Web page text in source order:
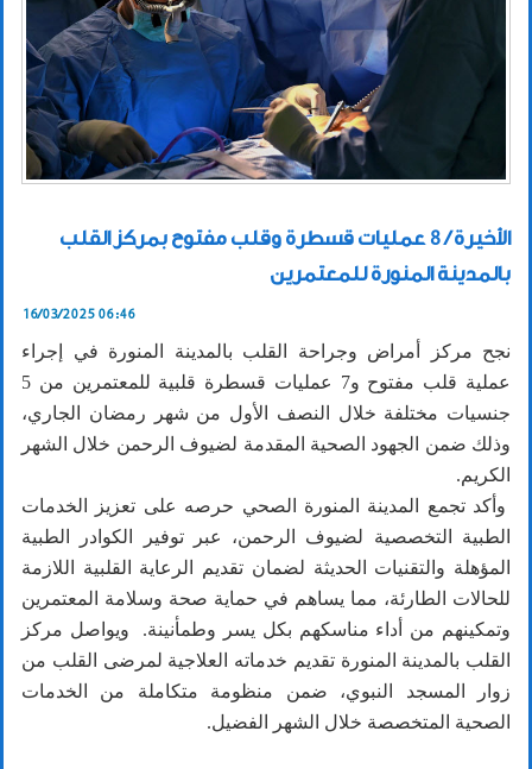
الأخيرة / 8 عمليات قسطرة وقلب مفتوح بمركز القلب
بالمدينة المنورة للمعتمرين
16/03/2025 06:46
نجح مركز أمراض وجراحة القلب بالمدينة المنورة في إجراء
عملية قلب مفتوح و7 عمليات قسطرة قلبية للمعتمرين من 5
جنسيات مختلفة خلال النصف الأول من شهر رمضان الجاري،
وذلك ضمن الجهود الصحية المقدمة لضيوف الرحمن خلال الشهر
الكريم.
وأكد تجمع المدينة المنورة الصحي حرصه على تعزيز الخدمات
الطبية التخصصية لضيوف الرحمن، عبر توفير الكوادر الطبية
المؤهلة والتقنيات الحديثة لضمان تقديم الرعاية القلبية اللازمة
للحالات الطارئة، مما يساهم في حماية صحة وسلامة المعتمرين
وتمكينهم من أداء مناسكهم بكل يسر وطمأنينة. ويواصل مركز
القلب بالمدينة المنورة تقديم خدماته العلاجية لمرضى القلب من
زوار المسجد النبوي، ضمن منظومة متكاملة من الخدمات
الصحية المتخصصة خلال الشهر الفضيل.